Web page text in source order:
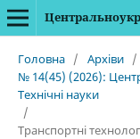
Головна / Архіви /
№ 14(45) (2026):
Технічні науки
/
Транспортні